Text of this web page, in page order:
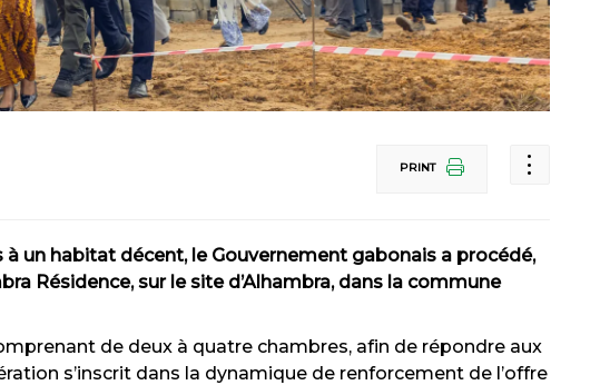
PRINT
un habitat décent, le Gouvernement gabonais a procédé,
Résidence, sur le site d’Alhambra, dans la commune
de deux à quatre chambres, afin de répondre aux
s’inscrit dans la dynamique de renforcement de l’offre